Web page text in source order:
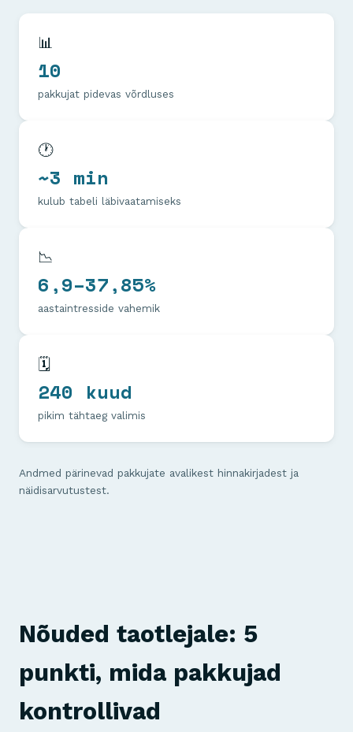
📊
10
pakkujat pidevas võrdluses
🕐
~3 min
kulub tabeli läbivaatamiseks
📉
6,9–37,85%
aastaintresside vahemik
🗓️
240 kuud
pikim tähtaeg valimis
Andmed pärinevad pakkujate avalikest hinnakirjadest ja
näidisarvutustest.
Nõuded taotlejale: 5
punkti, mida pakkujad
kontrollivad